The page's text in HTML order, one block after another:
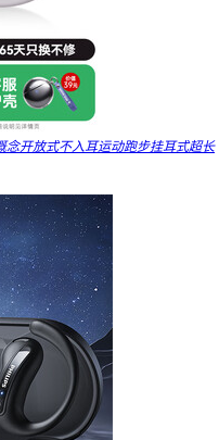
念开放式不入耳运动跑步挂耳式超长